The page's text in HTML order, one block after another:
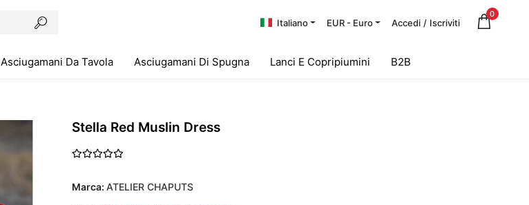
Italiano EUR - Euro Accedi / Iscriviti
0
Asciugamani Da Tavola Asciugamani Di Spugna Lanci E Copripiumini B2B
Stella Red Muslin Dress
Marca: ATELIER CHAPUTS